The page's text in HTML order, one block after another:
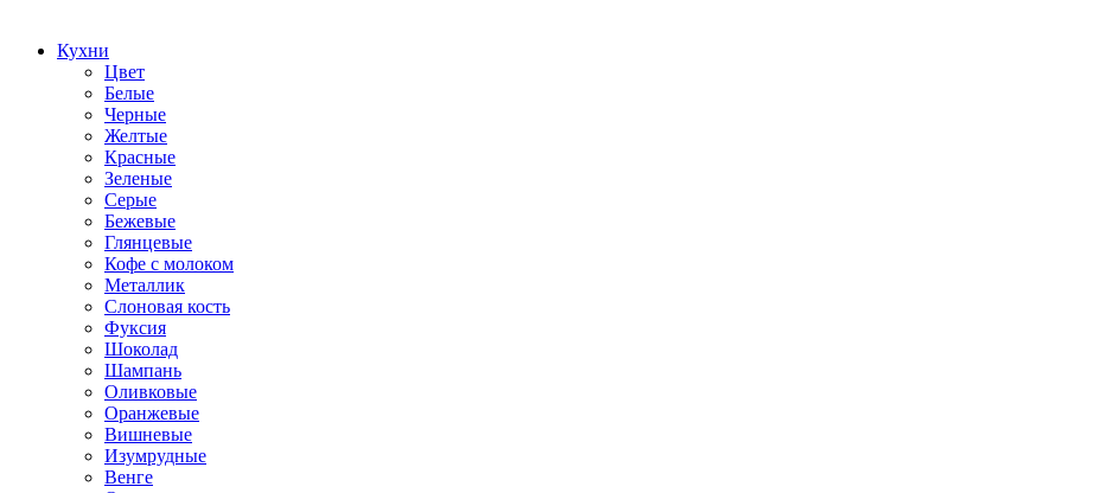
Кухни
Цвет
Белые
Черные
Желтые
Красные
Зеленые
Серые
Бежевые
Глянцевые
Кофе с молоком
Металлик
Слоновая кость
Фуксия
Шоколад
Шампань
Оливковые
Оранжевые
Вишневые
Изумрудные
Венге